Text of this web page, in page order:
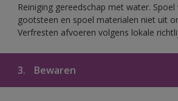
Reiniging gereedschap met water.
gootsteen en spoel materialen niet uit
Verfresten afvoeren volgens lokale
3. Bewaren